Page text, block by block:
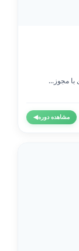
مشاهده دوره◀